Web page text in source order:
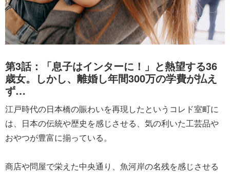
第3話：「息子はインターに！」と熱望する36
歳女。しかし、離婚し年間300万の学費が払え
ず…
江戸時代の日本橋の賑わいを再現したというコレド室町に
は、日本の伝統や歴史を感じさせる、気の利いた工芸品や
おやつが豊富に揃っている。
商店や問屋で栄えた中央通り、魚河岸の名残を感じさせる